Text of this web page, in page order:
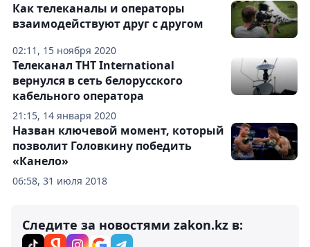
02:11, 15 ноября 2020
Как телеканалы и операторы
взаимодействуют друг с другом
21:15, 14 января 2020
Телеканал ТНТ International
вернулся в сеть белорусского
кабельного оператора
06:58, 31 июля 2018
Назван ключевой момент, который
позволит Головкину победить
«Канело»
Следите за новостями zakon.kz в: